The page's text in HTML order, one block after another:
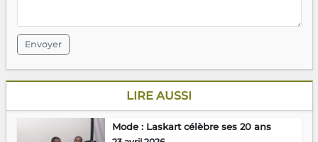
Envoyer
LIRE AUSSI
Mode : Laskart célèbre ses 20 ans